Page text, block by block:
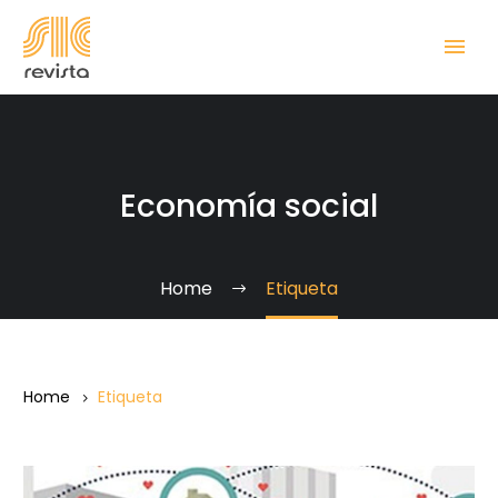
Economía social
Home Etiqueta
Home Etiqueta
Sobre